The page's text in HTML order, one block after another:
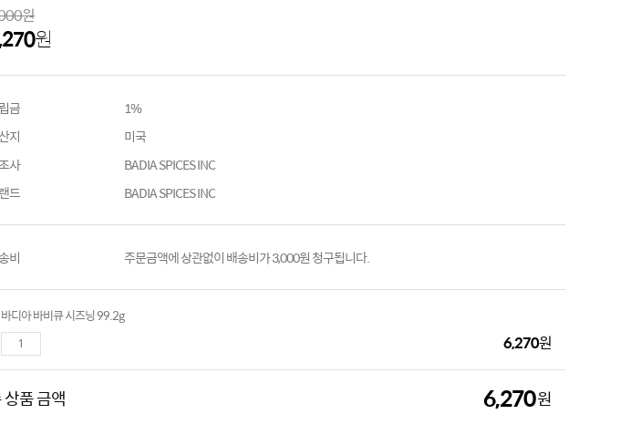
원
원
금
1%
지
미국
사
BADIA SPICES INC
드
BADIA SPICES INC
비 주문금액에 상관없이 배송비가 3,000원 청구됩니다.
바디아 바비큐 시즈닝 99.2g
6,270원
상품 금액 6,270원